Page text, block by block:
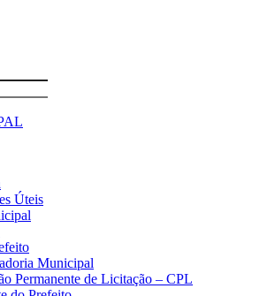
Úteis
Municipal
Permanente de Licitação – CPL